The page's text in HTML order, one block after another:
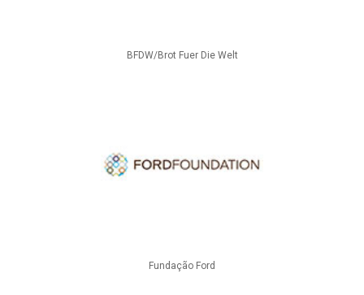
BFDW/Brot Fuer Die Welt
Fundação Ford